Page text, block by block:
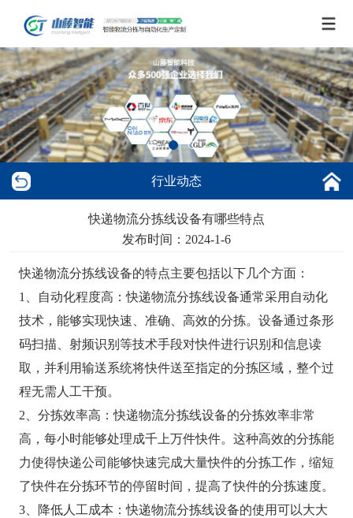
行业动态
快递物流分拣线设备有哪些特点
发布时间：2024-1-6
快递物流分拣线设备的特点主要包括以下几个方面：
1、自动化程度高：快递物流分拣线设备通常采用自动化
技术，能够实现快速、准确、高效的分拣。设备通过条形
码扫描、射频识别等技术手段对快件进行识别和信息读
取，并利用输送系统将快件送至指定的分拣区域，整个过
程无需人工干预。
2、分拣效率高：快递物流分拣线设备的分拣效率非常
高，每小时能够处理成千上万件快件。这种高效的分拣能
力使得快递公司能够快速完成大量快件的分拣工作，缩短
了快件在分拣环节的停留时间，提高了快件的分拣速度。
3、降低人工成本：快递物流分拣线设备的使用可以大大